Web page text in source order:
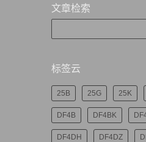
文章检索
标签云
25B 25G 25K
DF4B DF4BK
DF4DH DF4DZ